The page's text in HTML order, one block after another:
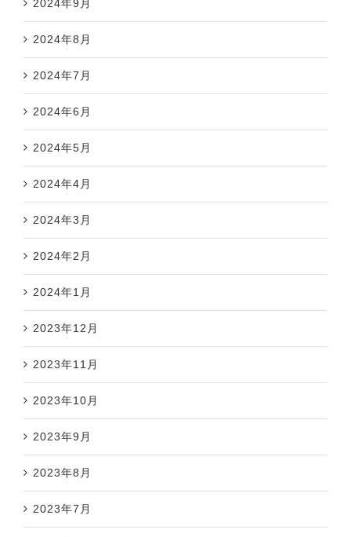
2024年9月
2024年8月
2024年7月
2024年6月
2024年5月
2024年4月
2024年3月
2024年2月
2024年1月
2023年12月
2023年11月
2023年10月
2023年9月
2023年8月
2023年7月